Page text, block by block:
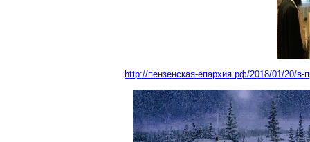
http://пензенская-епархия.рф/2018/01/20/